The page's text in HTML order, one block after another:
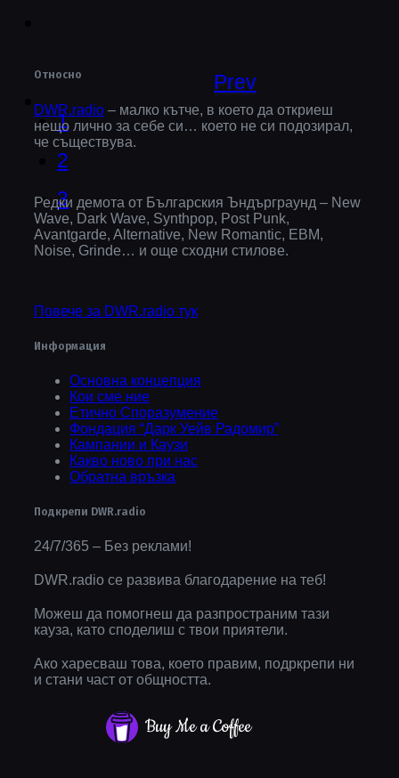
Prev
1
2
3
Относно
DWR.radio – малко кътче, в което да откриеш
нещо лично за себе си… което не си подозирал,
че съществува.
Редки демота от Българския Ъндърграунд – New
Wave, Dark Wave, Synthpop, Post Punk,
Avantgarde, Alternative, New Romantic, EBM,
Noise, Grinde… и още сходни стилове.
Повече за DWR.radio тук
Информация
Основна концепция
Кои сме ние
Етично Споразумение
Фондация “Дарк Уейв Радомир”
Кампании и Каузи
Какво ново при нас
Обратна връзка
Подкрепи DWR.radio
24/7/365 – Без реклами!
DWR.radio се развива благодарение на теб!
Можеш да помогнеш да разпространим тази
кауза, като споделиш с твои приятели.
Ако харесваш това, което правим, подркрепи ни
и стани част от общността.
Buy Me a Coffee